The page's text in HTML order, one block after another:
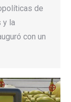
de
y la
con un